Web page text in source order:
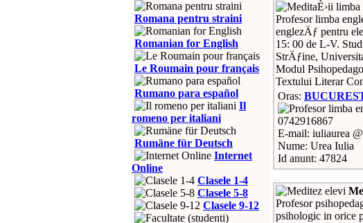
Romana pentru straini
Romanian for English
Le Roumain pour français
Rumano para español
Il
romeno per italiani
Rumäne für Deutsch
Internet
Online
Clasele 1-4
Clasele 5-8
Clasele 9-12
Profesor limba
englezÄƒ pentru
15: 00 de L-V.
StrÄƒine,
Modul
Textului Literar
Oras:
0742916867
E-mail: iuliaurea
Nume: Urea Iulia
Id anunt: 47824
Profesor
psihologic in orice